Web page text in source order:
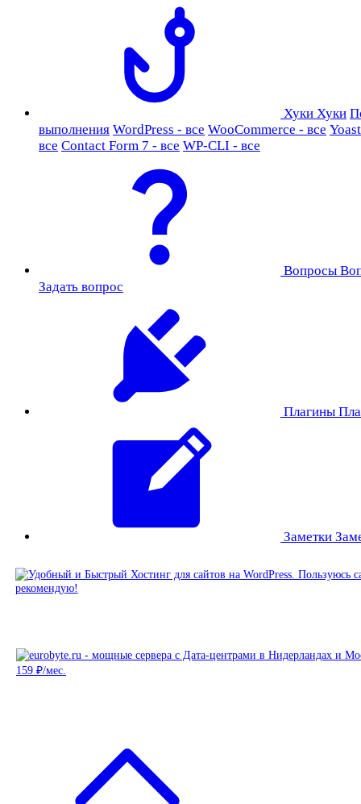
Хуки Хуки
выполнения WordPress - все WooCommerce - все
все Contact Form 7 - все WP-CLI - все
Вопросы
Задать вопрос
Плагины
Заметки